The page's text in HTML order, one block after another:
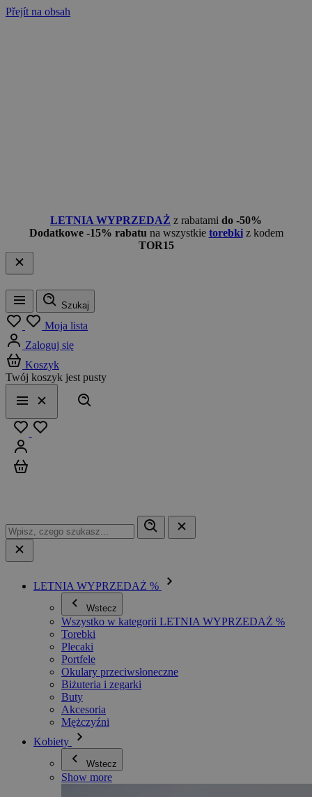
Přejít na obsah
LETNIA WYPRZEDAŻ z rabatami do -50%
Dodatkowe -15% rabatu na wszystkie torebkiz kodem
TOR15
Menu
Szukaj
Moja lista
Zaloguj się
Koszyk
Twój koszyk jest pusty
Menu
Zamknij
LETNIA WYPRZEDAŻ %
Wstecz
Wszystko w kategorii LETNIA WYPRZEDAŻ %
Torebki
Plecaki
Portfele
Okulary przeciwsłoneczne
Biżuteria i zegarki
Buty
Akcesoria
Mężczyźni
Kobiety
Wstecz
Show more